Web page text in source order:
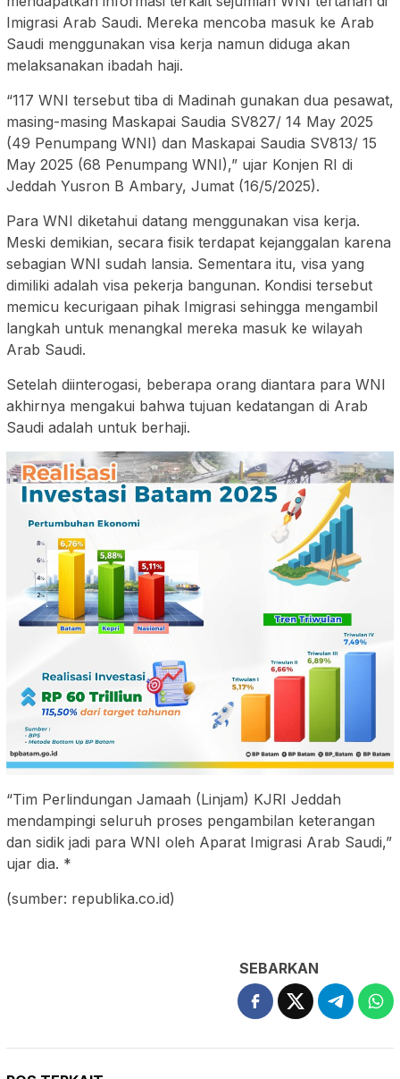
Imigrasi Arab Saudi. Mereka mencoba masuk ke Arab
Saudi menggunakan visa kerja namun diduga akan
melaksanakan ibadah haji.
“117 WNI tersebut tiba di Madinah gunakan dua pesawat,
masing-masing Maskapai Saudia SV827/ 14 May 2025
(49 Penumpang WNI) dan Maskapai Saudia SV813/ 15
May 2025 (68 Penumpang WNI),” ujar Konjen RI di
Jeddah Yusron B Ambary, Jumat (16/5/2025).
Para WNI diketahui datang menggunakan visa kerja.
Meski demikian, secara fisik terdapat kejanggalan karena
sebagian WNI sudah lansia. Sementara itu, visa yang
dimiliki adalah visa pekerja bangunan. Kondisi tersebut
memicu kecurigaan pihak Imigrasi sehingga mengambil
langkah untuk menangkal mereka masuk ke wilayah
Arab Saudi.
Setelah diinterogasi, beberapa orang diantara para WNI
akhirnya mengakui bahwa tujuan kedatangan di Arab
Saudi adalah untuk berhaji.
“Tim Perlindungan Jamaah (Linjam) KJRI Jeddah
mendampingi seluruh proses pengambilan keterangan
dan sidik jadi para WNI oleh Aparat Imigrasi Arab Saudi,”
ujar dia. *
(sumber: republika.co.id)
SEBARKAN